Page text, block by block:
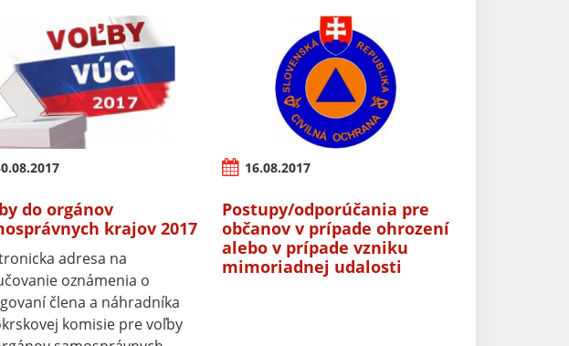
do orgánov
krajov 2017
adresa na
oznámenia o
člena a náhradníka
komisie pre voľby
16.08.2017
Postupy/odporúčania pre
občanov v prípade ohrození
alebo v prípade vzniku
mimoriadnej udalosti